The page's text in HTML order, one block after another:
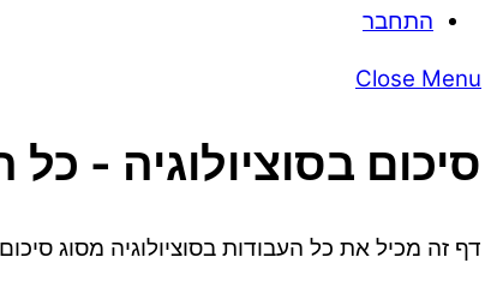
התחבר
Close Menu
סיכום בסוציולוגיה - כל
דף זה מכיל את כל העבודות בסוציולוגיה מסוג